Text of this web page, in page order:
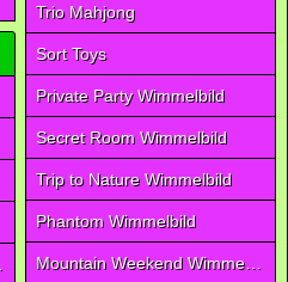
Trio Mahjong
Sort Toys
Private Party Wimmelbild
Secret Room Wimmelbild
Trip to Nature Wimmelbild
Phantom Wimmelbild
Mountain Weekend Wimmelbild